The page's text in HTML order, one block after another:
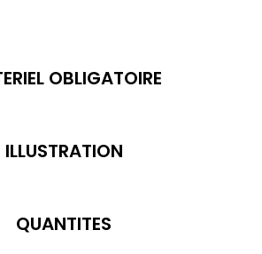
OBLIGATOIRE
ILLUSTRATION
QUANTITES